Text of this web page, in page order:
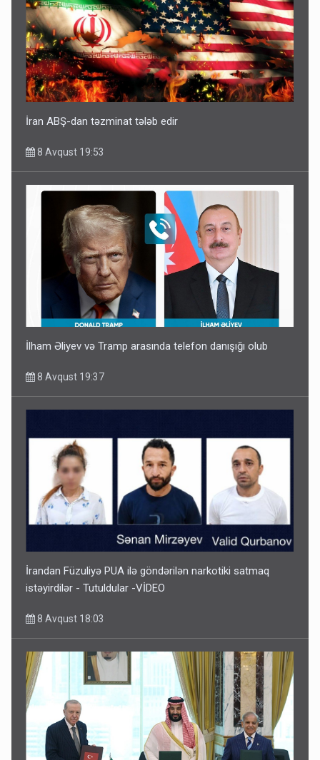
İran ABŞ-dan təzminat tələb edir
8 Avqust 19:53
İlham Əliyev və Tramp arasında telefon danışığı olub
8 Avqust 19:37
İrandan Füzuliyə PUA ilə göndərilən narkotiki satmaq
istəyirdilər - Tutuldular -VİDEO
8 Avqust 18:03